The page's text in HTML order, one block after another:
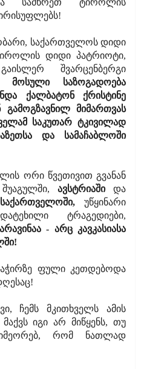
საქართველოს დიდი
დიდი პატრიოტი,
შვარცენბერგი
მოსული საზოგადოება
ქალბატონ ქრისტინე
მიმართვას
საკუთარ ტკივილად
და სამაჩაბლოში
ორი წვეთივით გვანან
ავსტრიაშიდა
საქართველოში, უწყინარი
ტრაგედიები,
- არც კავკასიასა
ფული კეთდებოდა
ჩემს მკითხველს ამის
იგი არ მიწყენს, თუ
რომ ნათლად